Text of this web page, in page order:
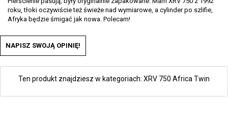
roku, tłoki oczywiście też świeże nad wymiarowe, a cylinder po szlifie,
Afryka będzie śmigać jak nowa. Polecam!
NAPISZ SWOJĄ OPINIĘ!
Ten produkt znajdziesz w kategoriach: XRV 750 Africa Twin